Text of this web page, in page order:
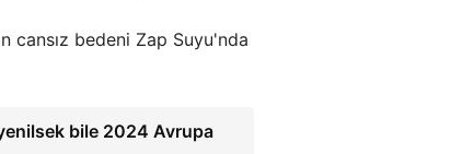
cansız bedeni Zap Suyu'nda
bile 2024 Avrupa